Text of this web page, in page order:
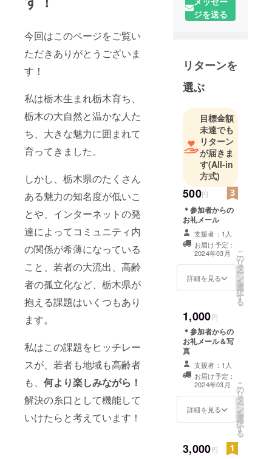
今回はこのページをご覧い
ただきありがとうございま
す！
私は栃木生まれ栃木育ち、
栃木の大自然と温かな人た
ち、大きな魅力に囲まれて
育ってきました。
しかし、栃木県のたくさん
ある魅力の知名度が低いこ
とや、インターネットの発
達によってコミュニティ内
の関係が希薄になっている
こと、若者の大流出、高齢
者の孤立化など、栃木県が
抱える課題はいくつもあり
ます。
私はこの課題をヒッチレー
スが、若者も地域も高齢者
も、 何より楽しみながら！
解決の糸口として機能して
いけたらと考えています！
ジを送る
リターンを
選ぶ
目標金額
未達でも
リターン
が届きま
す(All-in
方式)
500円
＊参加者からの
お礼メール
支援者：1人
お届け予定：
2024年03月
詳細を見る
こ
の
リ
タ
ー
ン
を
選
択
す
る
1,000円
＊参加者からの
お礼メール＆写
真
支援者：1人
お届け予定：
2024年03月
詳細を見る
こ
の
リ
タ
ー
ン
を
選
択
す
る
3,000円